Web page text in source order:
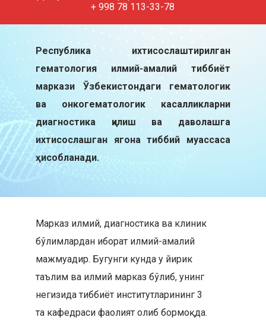
+ 998 78 113-33-78
Республика ихтисослаштирилган
гематология илмий-амалий тиббиёт
маркази Ўзбекистондаги гематологик
ва онкогематологик касалликларни
диагностика қилиш ва даволашга
ихтисослашган ягона тиббий муассаса
ҳисобланади.
Марказ илмий, диагностика ва клиник
бўлимлардан иборат илмий-амалий
мажмуадир. Бугунги кунда у йирик
таълим ва илмий марказ бўлиб, унинг
негизида тиббиёт институтларининг 3
та кафедраси фаолият олиб бормоқда.